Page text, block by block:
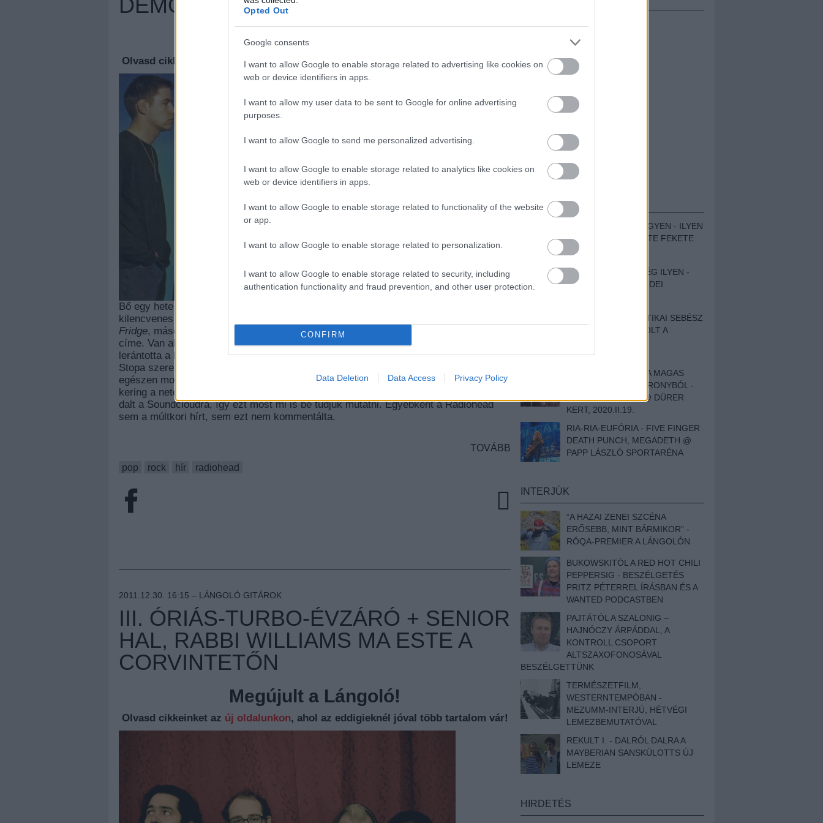
Opted Out
Google consents
I want to allow Google to enable storage related to advertising like cookies on
web or device identifiers in apps.
I want to allow my user data to be sent to Google for online advertising
purposes.
I want to allow Google to send me personalized advertising.
I want to allow Google to enable storage related to analytics like cookies on
web or device identifiers in apps.
I want to allow Google to enable storage related to functionality of the website
or app.
I want to allow Google to enable storage related to personalization.
I want to allow Google to enable storage related to security, including
authentication functionality and fraud prevention, and other user protection.
CONFIRM
Data Deletion Data Access Privacy Policy
DEMO?
Megújult a Lángoló!
Olvasd cikkeinket az új oldalunkon, ahol az eddigieknél jóval több tartalom vár!
Bő egy hete
kilencvenes évek közepe tájáról származhat, és aminek
Fridge, mások szerint Haven’t Got A Hopevagy még inkább
címe. Van aki már akkor is kételkedett a felvétel eredetiségében, most pedig a CNN
lerántotta a leplet az igazságról: a dalt állítólag egy kanadai cukrász, Christopher
Stopa szerezte még valamikor a kétezres évek elején, és nem is foglalkozott vele,
egészen mostanáig, mikor ledöbbenve tapasztalta, hogy az őSit Stillcímű száma
kering a neten, mint korai Radiohead-demo. Bizonyítékképpen fel is tette saját maga
dalt a Soundcloudra, így ezt most mi is be tudjuk mutatni. Egyébként a Radiohead
sem a múltkori hírt, sem ezt nem kommentálta.
TOVÁBB
pop
rock hír radiohead
2011.12.30. 16:15 – LÁNGOLÓ GITÁROK
III. ÓRIÁS-TURBO-ÉVZÁRÓ + SENIOR
HAL, RABBI WILLIAMS MA ESTE A
CORVINTETŐN
Megújult a Lángoló!
Olvasd cikkeinket az új oldalunkon, ahol az eddigieknél jóval több tartalom vár!
BESZÁMOLÓK
ZENÉS TÁBOR A HEGYEN - ILYEN
VOLT A VÍRUS SZÜLTE FEKETE
ZAJ FESZTIVÁL
SOHA NEM VOLT MÉG ILYEN -
BESZÁMOLÓNK AZ IDEI
EGY HALLÁSPLASZTIKAI SEBÉSZ
NAPLÓJA - ILYEN VOLT A
DOKUMENTUMFILM
MÉLY FÉRFIBÁNAT A MAGAS
ELEFÁNTCSONTTORONYBÓL -
LEPROUS, KLONE @ DÜRER
KERT, 2020.II.19.
RIA-RIA-EUFÓRIA - FIVE FINGER
DEATH PUNCH, MEGADETH @
PAPP LÁSZLÓ SPORTARÉNA
INTERJÚK
“A HAZAI ZENEI SZCÉNA
ERŐSEBB, MINT BÁRMIKOR” -
RÓQA-PREMIER A LÁNGOLÓN
BUKOWSKITÓL A RED HOT CHILI
PEPPERSIG - BESZÉLGETÉS
PRITZ PÉTERREL ÍRÁSBAN ÉS A
WANTED PODCASTBEN
PAJTÁTÓL A SZALONIG –
HAJNÓCZY ÁRPÁDDAL, A
KONTROLL CSOPORT
ALTSZAXOFONOSÁVAL
BESZÉLGETTÜNK
TERMÉSZETFILM,
WESTERNTEMPÓBAN -
MEZUMM-INTERJÚ, HÉTVÉGI
LEMEZBEMUTATÓVAL
REKULT I. - DALRÓL DALRA A
MAYBERIAN SANSKÜLOTTS ÚJ
LEMEZE
HIRDETÉS